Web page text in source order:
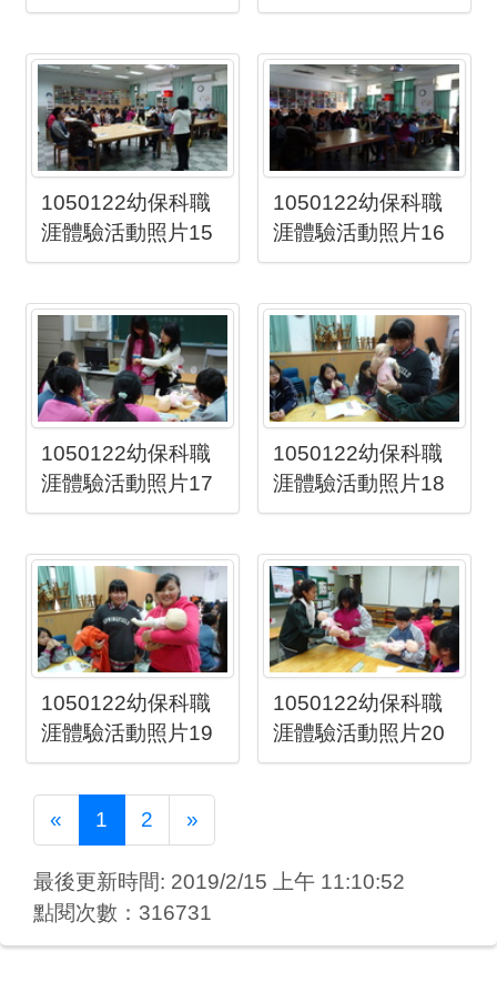
1050122幼保科職
涯體驗活動照片15
1050122幼保科職
涯體驗活動照片16
1050122幼保科職
涯體驗活動照片17
1050122幼保科職
涯體驗活動照片18
1050122幼保科職
涯體驗活動照片19
1050122幼保科職
涯體驗活動照片20
« Previous
1 2 »Next
最後更新時間: 2019/2/15 上午 11:10:52
點閱次數：316731